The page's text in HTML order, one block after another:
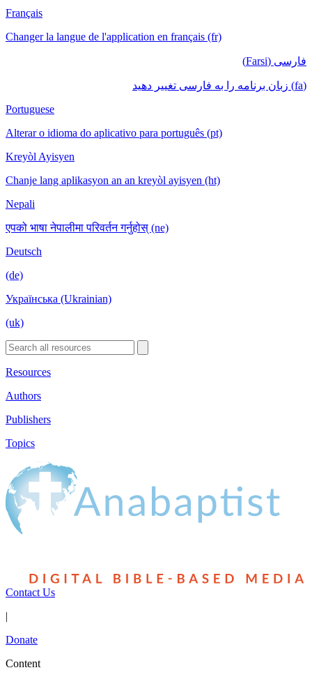
Français
Changer la langue de l'application en français (fr)
فارسی (Farsi)
(fa) زبان برنامه را به فارسی تغییر دهید
Portuguese
Alterar o idioma do aplicativo para português (pt)
Kreyòl Ayisyen
Chanje lang aplikasyon an an kreyòl ayisyen (ht)
Nepali
एपको भाषा नेपालीमा परिवर्तन गर्नुहोस् (ne)
Deutsch
(de)
Українська (Ukrainian)
(uk)
Resources
Authors
Publishers
Topics
Contact Us
|
Donate
Content